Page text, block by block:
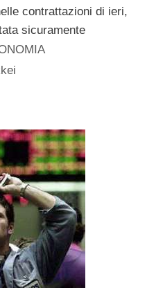
contrattazioni di ieri,
sicuramente